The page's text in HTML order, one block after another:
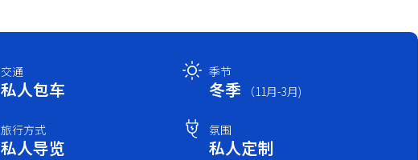
交通
私人包车
季节
冬季 （11月-3月)
旅行方式
私人导览
氛围
私人定制